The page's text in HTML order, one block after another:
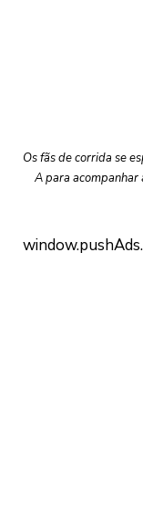
Os fãs de corrida se
A para